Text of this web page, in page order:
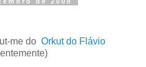
me do Orkut do Flávio